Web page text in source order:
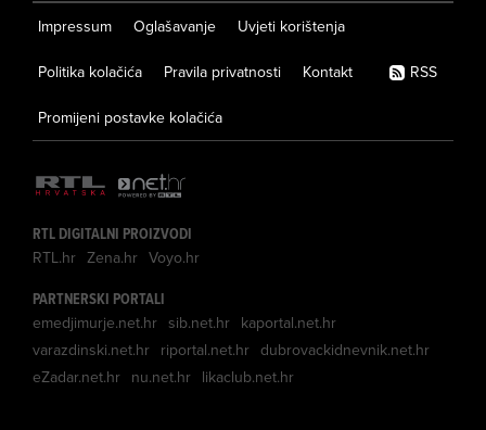
Impressum Oglašavanje Uvjeti korištenja
Politika kolačića Pravila privatnosti Kontakt
Promijeni postavke kolačića
RSS
RTL DIGITALNI PROIZVODI
RTL.hr Zena.hr Voyo.hr
PARTNERSKI PORTALI
emedjimurje.net.hr sib.net.hr kaportal.net.hr
varazdinski.net.hr riportal.net.hr dubrovackidnevnik.net.hr
eZadar.net.hr nu.net.hr likaclub.net.hr